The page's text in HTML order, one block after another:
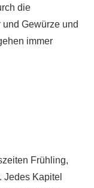
die
Gewürze und
immer
Frühling,
Jedes Kapitel